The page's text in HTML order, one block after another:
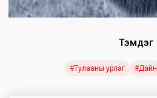
Тэмдэг
#Тулааны урлаг #Дайн